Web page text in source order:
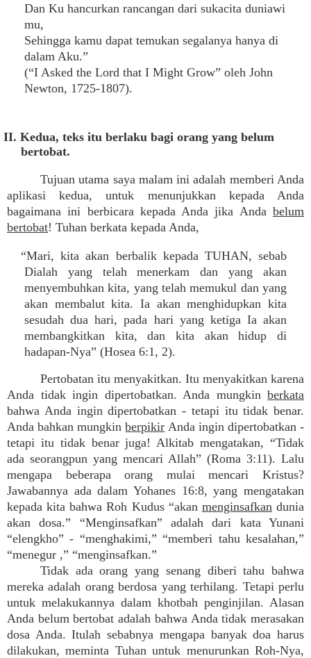
Dan Ku hancurkan rancangan dari sukacita duniawi
mu,
Sehingga kamu dapat temukan segalanya hanya di
dalam Aku.”
(“I Asked the Lord that I Might Grow” oleh John
Newton, 1725-1807).
II. Kedua, teks itu berlaku bagi orang yang belum
bertobat.
Tujuan utama saya malam ini adalah memberi Anda
aplikasi kedua, untuk menunjukkan kepada Anda
bagaimana ini berbicara kepada Anda jika Anda belum
bertobat! Tuhan berkata kepada Anda,
“Mari, kita akan berbalik kepada TUHAN, sebab
Dialah yang telah menerkam dan yang akan
menyembuhkan kita, yang telah memukul dan yang
akan membalut kita. Ia akan menghidupkan kita
sesudah dua hari, pada hari yang ketiga Ia akan
membangkitkan kita, dan kita akan hidup di
hadapan-Nya” (Hosea 6:1, 2).
Pertobatan itu menyakitkan. Itu menyakitkan karena
Anda tidak ingin dipertobatkan. Anda mungkin berkata
bahwa Anda ingin dipertobatkan - tetapi itu tidak benar.
Anda bahkan mungkinberpikir Anda ingin dipertobatkan -
tetapi itu tidak benar juga! Alkitab mengatakan, “Tidak
ada seorangpun yang mencari Allah” (Roma 3:11). Lalu
mengapa beberapa orang mulai mencari Kristus?
Jawabannya ada dalam Yohanes 16:8, yang mengatakan
kepada kita bahwa Roh Kudus “akan menginsafkandunia
akan dosa.” “Menginsafkan” adalah dari kata Yunani
“elengkho” - “menghakimi,” “memberi tahu kesalahan,”
“menegur ,” “menginsafkan.”
Tidak ada orang yang senang diberi tahu bahwa
mereka adalah orang berdosa yang terhilang. Tetapi perlu
untuk melakukannya dalam khotbah penginjilan. Alasan
Anda belum bertobat adalah bahwa Anda tidak merasakan
dosa Anda. Itulah sebabnya mengapa banyak doa harus
dilakukan, meminta Tuhan untuk menurunkan Roh-Nya,